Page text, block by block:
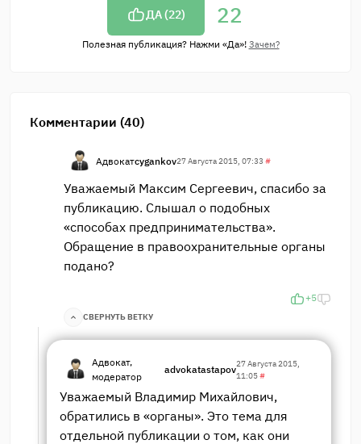
ДА (22) 22
Полезная публикация? Нажми «Да»! Зачем?
Комментарии (40)
Адвокатcygankov27 Августа 2015, 07:33 #
Уважаемый Максим Сергеевич, спасибо за
публикацию. Слышал о подобных
«способах предпринимательства».
Обращение в правоохранительные органы
подано?
+5
СВЕРНУТЬ ВЕТКУ
Адвокат,
модератор
advokatastapov27 Августа 2015,
11:05#
Уважаемый Владимир Михайлович,
обратились в «органы». Это тема для
отдельной публикации о том, как они